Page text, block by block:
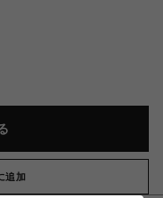
追加